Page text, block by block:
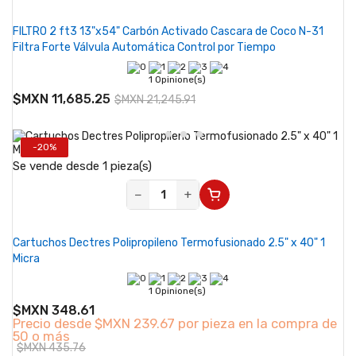
FILTRO 2 ft3 13"x54" Carbón Activado Cascara de Coco N-31
Filtra Forte Válvula Automática Control por Tiempo
1 Opinione(s)
$MXN 11,685.25 $MXN 21,245.91
-20%
Se vende desde 1 pieza(s)
−
+
Cartuchos Dectres Polipropileno Termofusionado 2.5" x 40" 1
Micra
1 Opinione(s)
$MXN 348.61
Precio desde $MXN 239.67 por pieza en la compra de
50 o más
$MXN 435.76